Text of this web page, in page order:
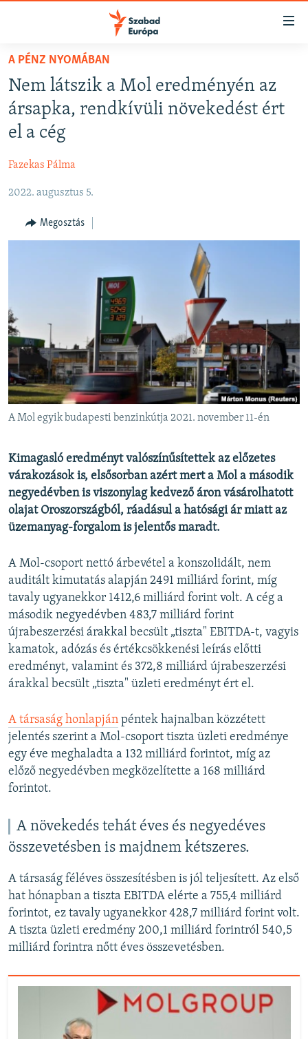
Akadálymentes
Ugrás
fő
oldalra
Ugrás
tartalomjegyzékre
NAPIRENDEN
AKTUÁLIS
PODCASTOK
ELEMZŐ
NER15
SZABADON
A PÉNZ NYOMÁBAN
EURÓPAI UNIÓ
VILÁG
KLÍMAVÁLTOZÁS
A MÚLT TANULSÁGAI
Valamennyi RFE/RL weboldal
A PÉNZ NYOMÁBAN
Nem látszik a Mol eredményén az
ársapka, rendkívüli növekedést ért
el a cég
Fazekas Pálma
2022. augusztus 5.
Megosztás
A Mol egyik budapesti benzinkútja 2021. november 11-én
Kimagasló eredményt valószínűsítettek az előzetes
várakozások is, elsősorban azért mert a Mol a második
negyedévben is viszonylag kedvező áron vásárolhatott
olajat Oroszországból, ráadásul a hatósági ár miatt az
üzemanyag-forgalom is jelentős maradt.
A Mol-csoport nettó árbevétel a konszolidált, nem
auditált kimutatás alapján 2491 milliárd forint, míg
tavaly ugyanekkor 1412,6 milliárd forint volt. A cég a
második negyedévben 483,7 milliárd forint
újrabeszerzési árakkal becsült „tiszta" EBITDA-t, vagyis
kamatok, adózás és értékcsökkenési leírás előtti
eredményt, valamint és 372,8 milliárd újrabeszerzési
árakkal becsült „tiszta" üzleti eredményt ért el.
A társaság honlapján péntek hajnalban közzétett
jelentés szerint a Mol-csoport tiszta üzleti eredménye
egy éve meghaladta a 132 milliárd forintot, míg az
előző negyedévben megközelítette a 168 milliárd
forintot.
A növekedés tehát éves és negyedéves
összevetésben is majdnem kétszeres.
A társaság féléves összesítésben is jól teljesített. Az első
hat hónapban a tiszta EBITDA elérte a 755,4 milliárd
forintot, ez tavaly ugyanekkor 428,7 milliárd forint volt.
A tiszta üzleti eredmény 200,1 milliárd forintról 540,5
milliárd forintra nőtt éves összevetésben.